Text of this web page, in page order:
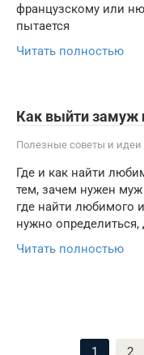
французскому или
пытается
Читать полностью
Как выйти замуж
Полезные советы и идеи
Где и как найти
тем, зачем нужен
где найти любимого
нужно определиться,
Читать полностью
1 2